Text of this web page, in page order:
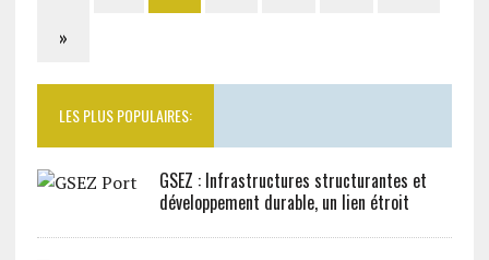
»
LES PLUS POPULAIRES:
GSEZ : Infrastructures structurantes et
développement durable, un lien étroit